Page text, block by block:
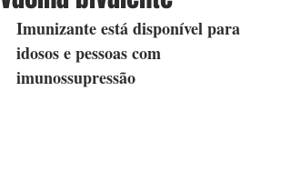
Imunizante está disponível para
idosos e pessoas com
imunossupressão